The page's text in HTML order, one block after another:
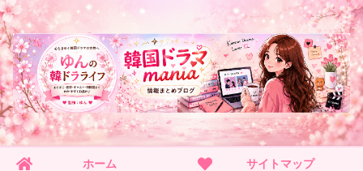
ホーム サイトマップ